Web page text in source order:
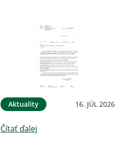
Aktuality 16. JÚL 2026
Čítať ďalej